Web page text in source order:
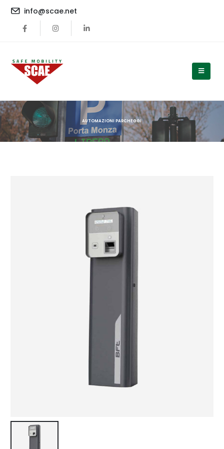
content
info@scae.net
AUTOMAZIONI PARCHEGGI